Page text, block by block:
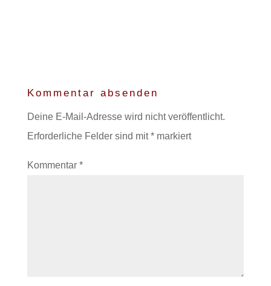
Kommentar absenden
Deine E-Mail-Adresse wird nicht veröffentlicht.
Erforderliche Felder sind mit*markiert
Kommentar *